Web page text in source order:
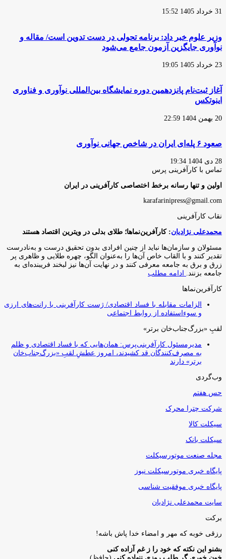
31 خرداد 1405 15:52
وزیر علوم خبر داد: برنامه تحولی در دست تدوین است/ مقاله و
نوآوری جایگزین آزمون جامع می‌شود
23 خرداد 1405 19:05
آغاز ثبت‌نام پانزدهمین دوره نمایشگاه بین‌المللی نوآوری و فناوری
اینوتکس
20 بهمن 1404 22:59
صعود ۶ پله‌ای ایران در شاخص جهانی نوآوری
28 دی 1404 19:34
تماس با کارآفرینی پرس
اولین و تنها رسانه برخط اختصاصی کارآفرینی در ایران
karafarinipress@gmail.com
نقاب کارآفرینی
محمدعلی نژادیان: کارآفرین‌نماها؛ طلای بدلی در ویترین اقتصاد هستند
مسئولان و سازمان‌ها نباید از چنین افرادی بدون تحقیق درست و به‌نادرست
تقدیر کنند و با القاب خاص آ‌ن‌ها را به‌عنوان الگو، چهره طلایی و ظاهری پر
زرق و برق به جامعه معرفی کنند و در نهایت آن‌ها نیز لبخند فریبنده‌ای به
جامعه بزنند. ادامه مطلب
کارآفرین‌نماها
الزامات مقابله با فساد اقتصادی/ ژست کارآفرینی با رانت‌های ارزی
و سوءاستفاده از روابط اجتماعی
لقبِ «بزرگ‌جناب‌خان برتر»
مدیرمسئول کارآفرینی‌پرس: همان‌هایی که با فساد اقتصادی و ظلم
به مصرف‌کنندگان قد کشیدند، امروز عطشِ لقبِ «بزرگ‌جناب‌خان
برتر» دارند
وب‌گردی
حس هفتم
شرکت چترا محرک
سیکلت کالا
سیکلت بانک
مجله صنعت موتورسیکلت
پایگاه خبری موتورسیکلت نیوز
پایگاه خبری موفقیت شناسی
سایت محمدعلی نژادیان
برکت
رزقی خوبه كه مهر و امضاء خدا پاش باشه!
بشنو این نکته که خود را ز غم آزاده کنی